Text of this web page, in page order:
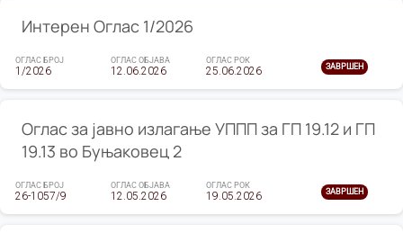
Интерен Оглас 1/2026
ОГЛАС БРОЈ
1/2026
ОГЛАС ОБЈАВА
12.06.2026
ОГЛАС РОК
25.06.2026 ЗАВРШЕН
Оглас за јавно излагање УППП за ГП 19.12 и ГП
19.13 во Буњаковец 2
ОГЛАС БРОЈ
26-1057/9
ОГЛАС ОБЈАВА
12.05.2026
ОГЛАС РОК
19.05.2026 ЗАВРШЕН